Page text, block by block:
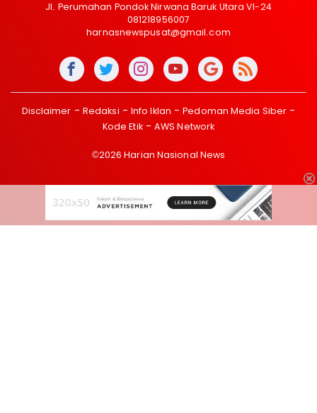
Jl. Perumahan Pondok Nirwana Baruk Utara VI-24
081218956007
harnasnewspusat@gmail.com
Disclaimer Redaksi Info Iklan
Pedoman Media Siber
Kode Etik
AWS Network
©2026 Harian Nasional News